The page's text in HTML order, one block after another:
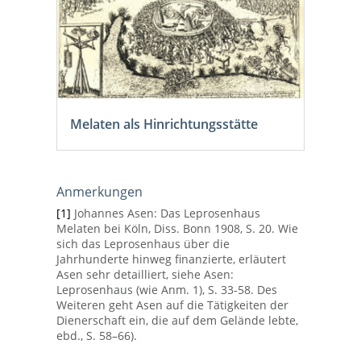
Melaten als Hinrichtungsstätte
Anmerkungen
[1] Johannes Asen: Das Leprosenhaus
Melaten bei Köln, Diss. Bonn 1908, S. 20. Wie
sich das Leprosenhaus über die
Jahrhunderte hinweg finanzierte, erläutert
Asen sehr detailliert, siehe Asen:
Leprosenhaus (wie Anm. 1), S. 33-58. Des
Weiteren geht Asen auf die Tätigkeiten der
Dienerschaft ein, die auf dem Gelände lebte,
ebd., S. 58–66).